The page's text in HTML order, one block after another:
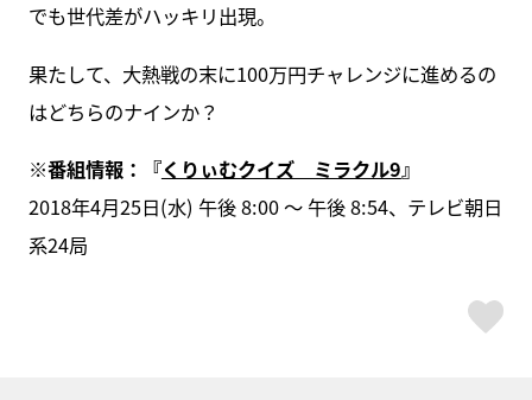
でも世代差がハッキリ出現。
果たして、大熱戦の末に100万円チャレンジに進めるの
はどちらのナインか？
※番組情報：『くりぃむクイズ ミラクル9』
2018年4月25日(水) 午後 8:00 ～ 午後 8:54、テレビ朝日
系24局